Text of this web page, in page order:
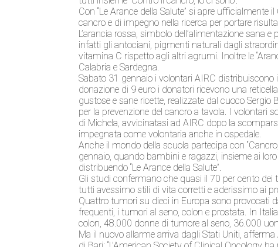
Con “Le Arance della Salute” si apre
cancro e di impegno nella ricerca per portare
L’arancia rossa, simbolo dell’alimentazione sana
infatti gli antociani, pigmenti naturali dagli
vitamina C rispetto agli altri agrumi. Inoltre le
Calabria e Sardegna.
Sabato 31 gennaio i volontari AIRC
donazione di 9 euro i donatori ricevono una
gustose e sane ricette, realizzate dal cuoco
per la prevenzione del cancro a tavola. I volontari
di Michela, avvicinatasi ad AIRC dopo la
impegnata come volontaria anche in ospedale.
Anche il mondo della scuola partecipa con
gennaio, quando bambini e ragazzi, insieme ai
distribuendo “Le Arance della Salute”.
Gli studi confermano che quasi il 70 per cento
tutti avessimo stili di vita corretti e aderissimo ai
Quattro tumori su dieci in Europa sono provocati
frequenti, i tumori al seno, colon e prostata. In
colon, 48.000 donne di tumore al seno, 36.000
Ma il nuovo allarme arriva dagli Stati Uniti,